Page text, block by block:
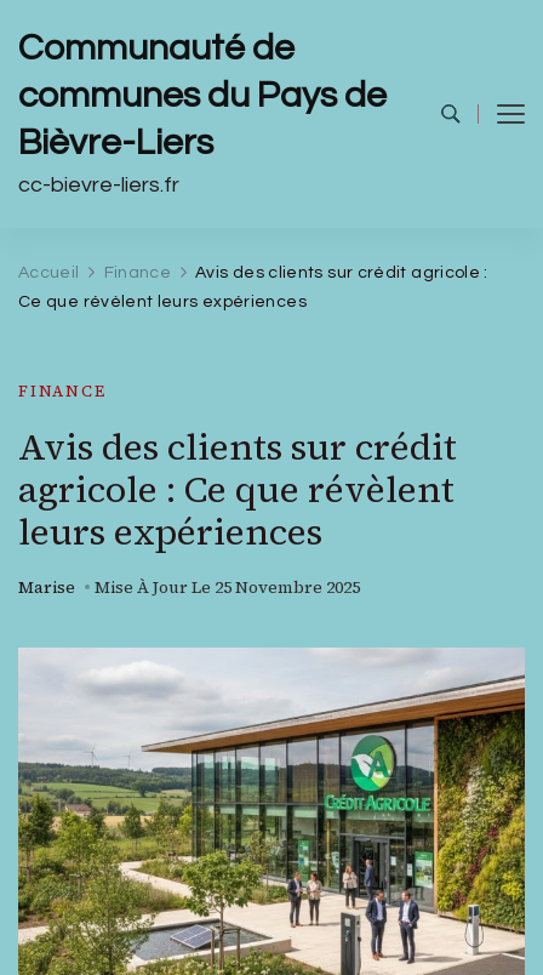
Communauté de
communes du Pays de
Bièvre-Liers
cc-bievre-liers.fr
Accueil Finance
Avis des clients sur crédit agricole :
Ce que révèlent leurs expériences
FINANCE
Avis des clients sur crédit
agricole : Ce que révèlent
leurs expériences
Marise Mise À Jour Le 25 Novembre 2025